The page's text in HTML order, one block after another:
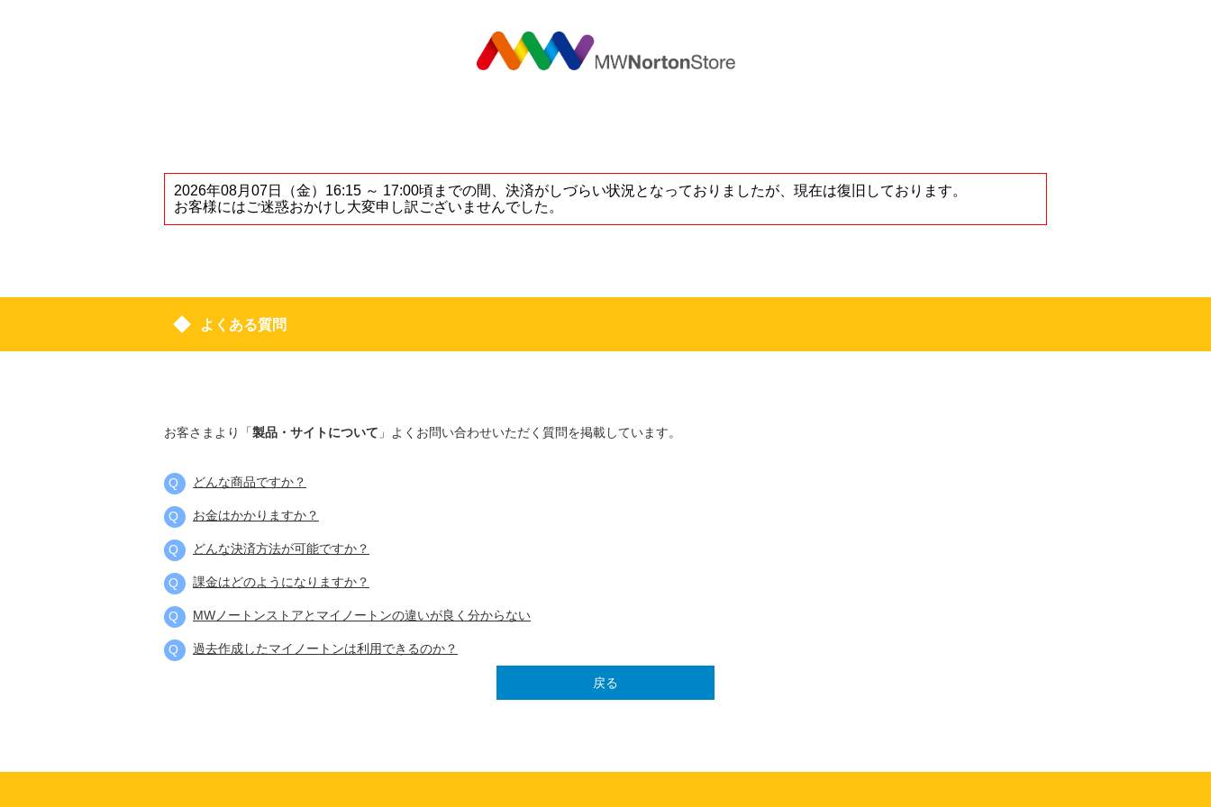
2026年08月07日（金）16:15 ～ 17:00頃までの間、決済がしづらい状況となっておりましたが、現在は復旧しております。
お客様にはご迷惑おかけし大変申し訳ございませんでした。
よくある質問
お客さまより「製品・サイトについて 」よくお問い合わせいただく質問を掲載しています。
どんな商品ですか？
お金はかかりますか？
どんな決済方法が可能ですか？
課金はどのようになりますか？
MWノートンストアとマイノートンの違いが良く分からない
過去作成したマイノートンは利用できるのか？
戻る